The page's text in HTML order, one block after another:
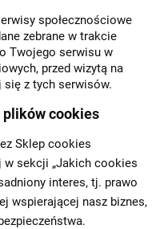
społecznościowe
zebrane w trakcie
Twojego serwisu w
przed wizytą na
się z tych serwisów.
plików cookies
Sklep cookies
w sekcji „Jakich cookies
interes, tj. prawo
wspierającej nasz biznes,